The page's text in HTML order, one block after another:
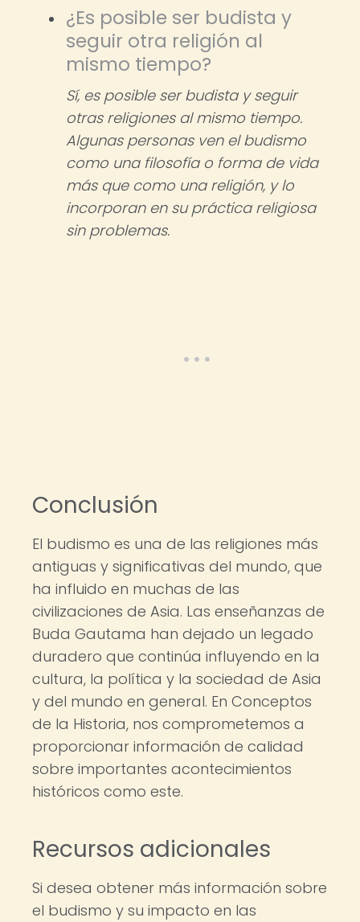
¿Es posible ser budista y
seguir otra religión al
mismo tiempo?
Sí, es posible ser budista y seguir
otras religiones al mismo tiempo.
Algunas personas ven el budismo
como una filosofía o forma de vida
más que como una religión, y lo
incorporan en su práctica religiosa
sin problemas.
Conclusión
El budismo es una de las religiones más
antiguas y significativas del mundo, que
ha influido en muchas de las
civilizaciones de Asia. Las enseñanzas de
Buda Gautama han dejado un legado
duradero que continúa influyendo en la
cultura, la política y la sociedad de Asia
y del mundo en general. En Conceptos
de la Historia, nos comprometemos a
proporcionar información de calidad
sobre importantes acontecimientos
históricos como este.
Recursos adicionales
Si desea obtener más información sobre
el budismo y su impacto en las